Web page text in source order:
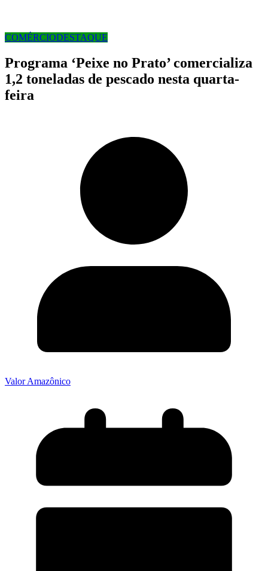
COMÉRCIODESTAQUE
Programa ‘Peixe no Prato’ comercializa
1,2 toneladas de pescado nesta quarta-
feira
Valor Amazônico